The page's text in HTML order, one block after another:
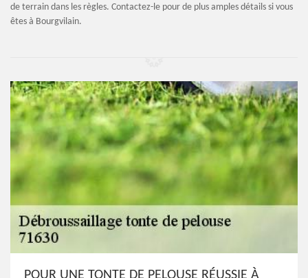
de terrain dans les règles. Contactez-le pour de plus amples détails si vous
êtes à Bourgvilain.
POUR UNE TONTE DE PELOUSE RÉUSSIE À